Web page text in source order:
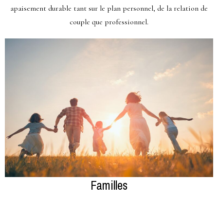
apaisement durable tant sur le plan personnel, de la relation de
couple que professionnel.
Familles